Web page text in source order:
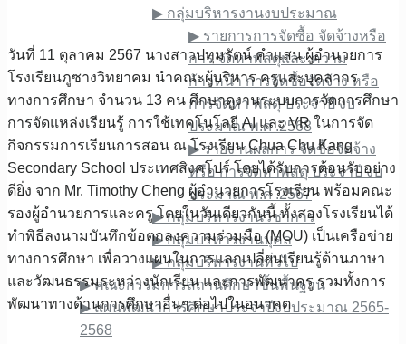
▶︎ กลุ่มบริหารงานงบประมาณ
▶︎ รายการการจัดซื้อ จัดจ้างหรือ
การ จัดหาพัสดุและ ความ
ก้าวหน้า การจัดซื้อจัดจ้าง หรือ
การจัดหา พัสดุ ประจําปี งบ
ประมาณ พ.ศ .2568
▶︎ รายงานผลการ จัดซื้อจัดจ้าง
หรือ การจัดหาพัสดุ ประจําปี งบ
ประมาณ พ.ศ .2567
▶︎ กลุ่มบริหารงานวิชาการ
▶︎ กลุ่มบริหารงานบุคล
▶︎ กลุ่มบริหารงานทั่วไป
▶︎ คณะกรรมการสถานศึกษาขั้นพื้นฐาน
▶︎ แผนพัฒนาการศึกษาประจำปีงบประมาณ 2565-
2568
วันที่ 11 ตุลาคม 2567 นางสาวปทุมรัตน์ คำแสน ผู้อำนวยการ
โรงเรียนภูซางวิทยาคม นำคณะผู้บริหาร ครูและบุคลากร
ทางการศึกษา จำนวน 13 คน ศึกษาดูงานระบบการจัดการศึกษา
การจัดแหล่งเรียนรู้ การใช้เทคโนโลยี AI และ VR ในการจัด
กิจกรรมการเรียนการสอน ณ โรงเรียน Chua Chu Kang
Secondary School ประเทศสิงคโปร์ โดยได้รับการต้อนรับอย่าง
ดียิ่ง จาก Mr. Timothy Cheng ผู้อำนวยการโรงเรียน พร้อมคณะ
รองผู้อำนวยการและครู โดยในวันเดียวกันนี้ ทั้งสองโรงเรียนได้
ทำพิธีลงนามบันทึกข้อตกลงความร่วมมือ (MOU) เป็นเครือข่าย
ทางการศึกษา เพื่อวางแผนในการแลกเปลี่ยนเรียนรู้ด้านภาษา
และวัฒนธรรมระหว่างนักเรียน และการพัฒนาครู รวมทั้งการ
พัฒนาทางด้านการศึกษาอื่นๆ ต่อไปในอนาคต